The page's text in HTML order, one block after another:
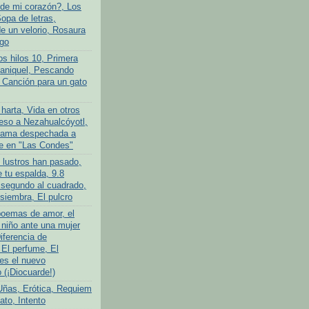
mi corazón?, Los
de letras,
un velorio, Rosaura
hilos 10, Primera
Pescando
para un gato
Vida en otros
a Nezahualcóyotl,
despechada a
en "Las Condes"
lustros han pasado,
tu espalda, 9.8
al cuadrado,
siembra, El pulcro
de amor, el
ante una mujer
de
perfume, El
el nuevo
Erótica, Requiem
Intento